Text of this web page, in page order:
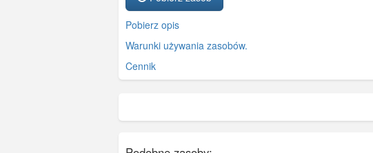
Pobierz opis
Warunki używania zasobów.
Cennik